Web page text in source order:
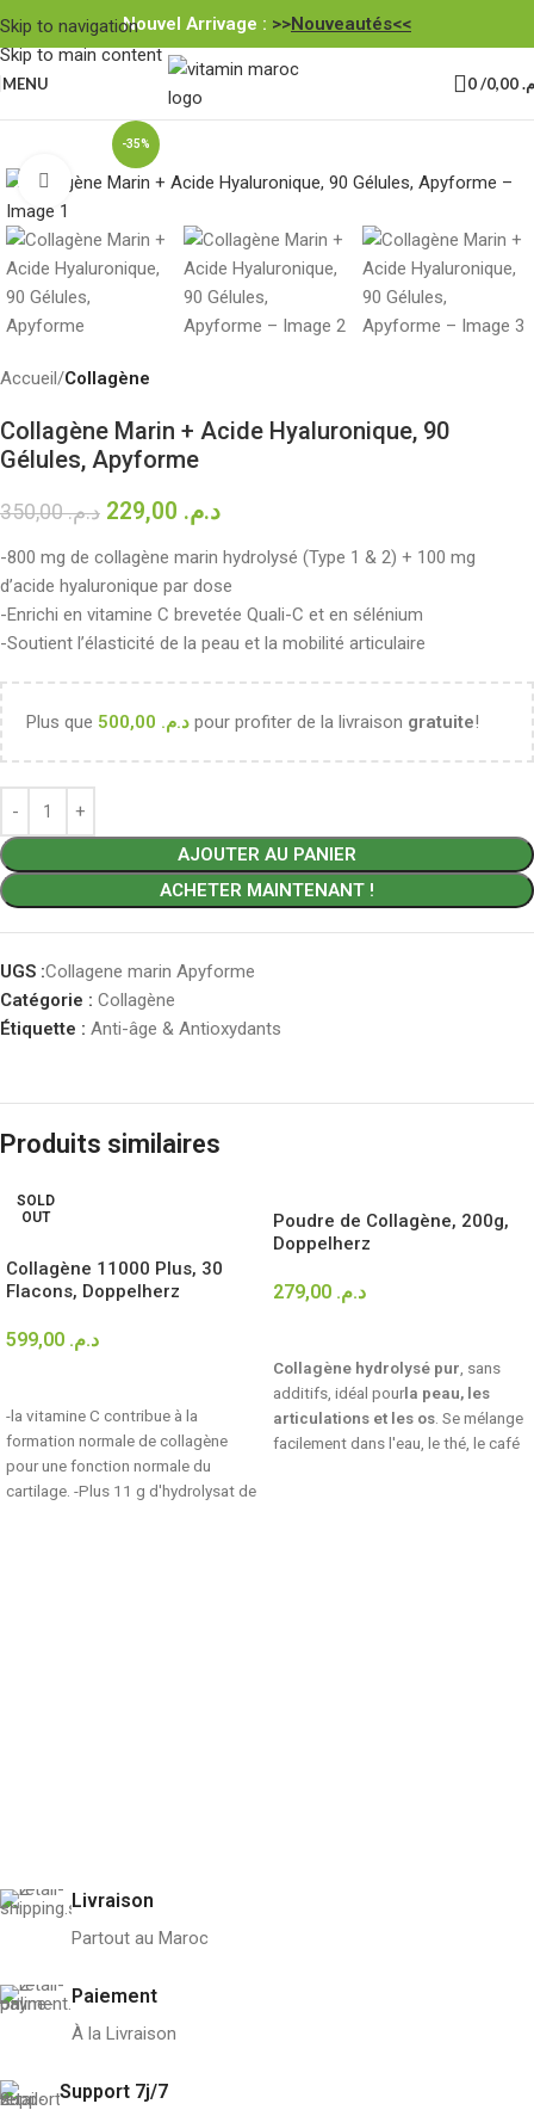
Skip to navigation
Skip to main content
Nouvel Arrivage : >>Nouveautés<<
MENU 0/
-35%
Click to enlarge
Accueil Collagène
Collagène Marin + Acide Hyaluronique, 90
Gélules, Apyforme
د.م.350,00 د.م.
-800 mg de collagène marin hydrolysé (Type 1 & 2) + 100 mg
d’acide hyaluronique par dose
-Enrichi en vitamine C brevetée Quali-C et en sélénium
-Soutient l’élasticité de la peau et la mobilité articulaire
Plus que د.م. pour profiter de la livraison gratuite!
AJOUTER AU PANIER
ACHETER MAINTENANT !
UGS :Collagene marin Apyforme
Catégorie : Collagène
Étiquette : Anti-âge & Antioxydants
Produits similaires
SOLD
OUT
Collagène 11000 Plus, 30
Flacons, Doppelherz
د.م.
-la vitamine C contribue à la
formation normale de collagène
pour une fonction normale du
cartilage. -Plus 11 g d'hydrolysat de
Poudre de Collagène, 200g,
Doppelherz
د.م.
Collagène hydrolysé pur , sans
additifs, idéal pourla peau, les
articulations et les os . Se mélange
facilement dans l'eau, le thé, le café
Livraison
Partout au Maroc
Paiement
À la Livraison
Support 7j/7